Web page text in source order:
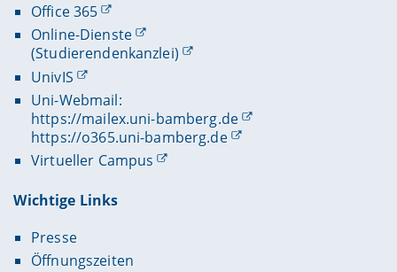
Office 365
Online-Dienste
(Studierendenkanzlei)
UnivIS
Uni-Webmail:
https://mailex.uni-bamberg.de
https://o365.uni-bamberg.de
Virtueller Campus
Wichtige Links
Presse
Öffnungszeiten